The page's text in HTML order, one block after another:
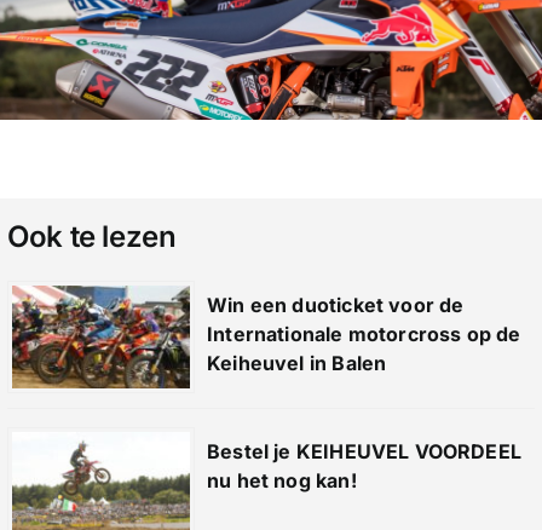
Ook te lezen
Win een duoticket voor de
Internationale motorcross op de
Keiheuvel in Balen
Bestel je KEIHEUVEL VOORDEEL
nu het nog kan!